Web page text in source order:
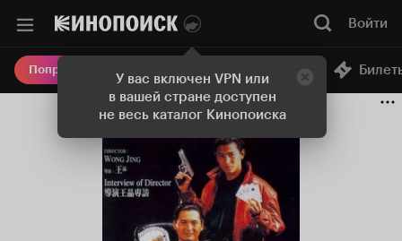
У вас включен VPN или
в вашей стране доступен
не весь каталог Кинопоиска
Войти
Попробовать Плюс Онлайн-кинотеатр